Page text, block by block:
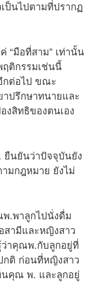
ป็นไปตามที่ปรากฏ
“มือที่สาม” เท่านั้น
ติกรรมเช่นนี้
กต่อไป ขณะ
ปรึกษาทนายและ
งสิทธิของตนเอง
นยันว่าปัจจุบันยัง
มกฎหมาย ยังไม่
.พาลูกไปนั่งดื่ม
สามีและหญิงสาว
าคุณพ.กับลูกอยู่ที่
ติ ก่อนที่หญิงสาว
นคุณ พ. และลูกอยู่